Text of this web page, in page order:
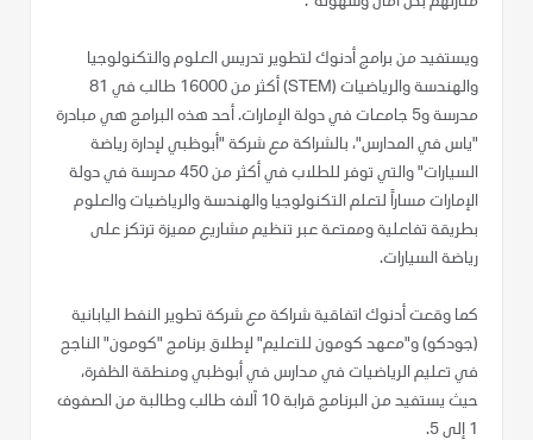
ويستفيد من برامج أدنوك لتطوير تدريس العلوم والتكنولوجيا
والهندسة والرياضيات (STEM) أكثر من 16000 طالب في 81
مدرسة و5 جامعات في دولة الإمارات. أحد هذه البرامج هي مبادرة
"ياس في المدارس"، بالشراكة مع شركة "أبوظبي لإدارة رياضة
السيارات" والتي توفر للطلاب في أكثر من 450 مدرسة في دولة
الإمارات مساراً لتعلم التكنولوجيا والهندسة والرياضيات والعلوم
بطريقة تفاعلية وممتعة عبر تنظيم مشاريع مميزة ترتكز على
رياضة السيارات.
كما وقعت أدنوك اتفاقية شراكة مع شركة تطوير النفط اليابانية
(جودكو) و"معهد كومون للتعليم" لإطلاق برنامج "كومون" الناجح
في تعليم الرياضيات في مدارس في أبوظبي ومنطقة الظفرة،
حيث يستفيد من البرنامج قرابة 10 آلاف طالب وطالبة من الصفوف
1 إلى 5.